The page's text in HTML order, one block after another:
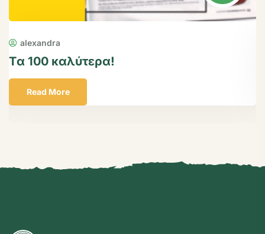
alexandra
Tα 100 καλύτερα!
Read More